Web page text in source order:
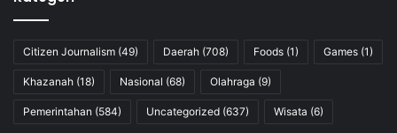
Citizen Journalism (49) Daerah (708) Foods (1) Games (1)
Khazanah (18) Nasional (68) Olahraga (9)
Pemerintahan (584) Uncategorized (637) Wisata (6)